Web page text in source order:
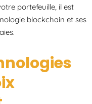
portefeuille, il est
blockchain et ses